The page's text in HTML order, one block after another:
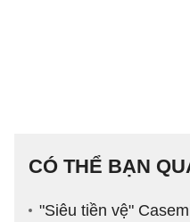
CÓ THỂ BẠN
"Siêu tiền vệ"